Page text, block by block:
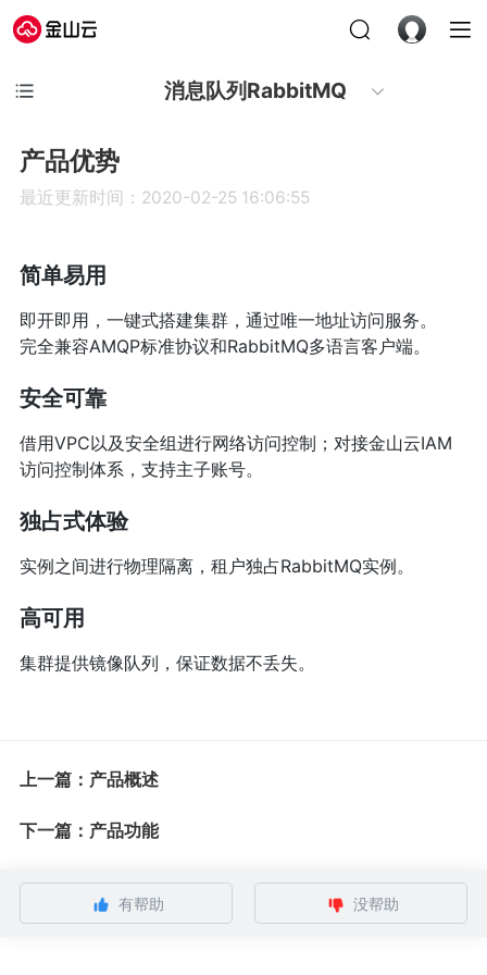
消息队列RabbitMQ
产品优势
最近更新时间：2020-02-25 16:06:55
简单易用
即开即用，一键式搭建集群，通过唯一地址访问服务。
完全兼容AMQP标准协议和RabbitMQ多语言客户端。
安全可靠
借用VPC以及安全组进行网络访问控制；对接金山云IAM
访问控制体系，支持主子账号。
独占式体验
实例之间进行物理隔离，租户独占RabbitMQ实例。
高可用
集群提供镜像队列，保证数据不丢失。
上一篇：产品概述
下一篇：产品功能
有帮助 没帮助